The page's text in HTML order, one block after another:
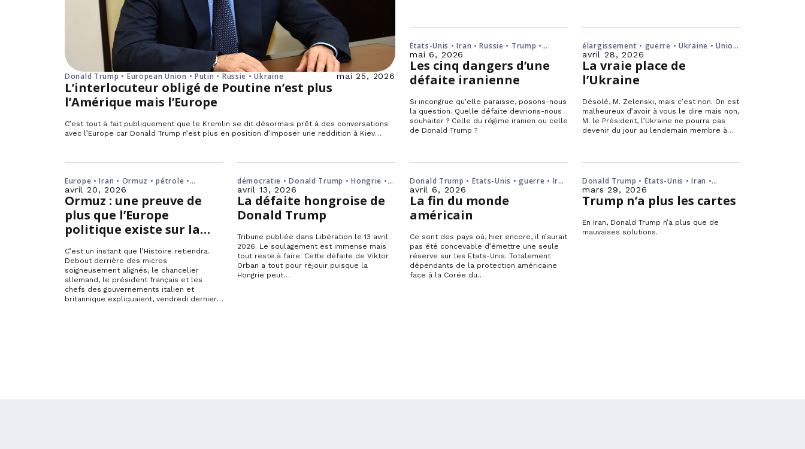
Donald Trump • European Union • Putin • Russie • Ukraine mai 25, 2026
L’interlocuteur obligé de Poutine n’est plus
l’Amérique mais l’Europe
C’est tout à fait publiquement que le Kremlin se dit désormais prêt à des conversations
avec l’Europe car Donald Trump n’est plus en position d’imposer une reddition à Kiev
États-Unis • Iran • Russie • Trump •
Ukraine • Union européenne
mai 6, 2026
Les cinq dangers d’une
défaite iranienne
Si incongrue qu’elle paraisse, posons-nous
la question. Quelle défaite devrions-nous
souhaiter ? Celle du régime iranien ou celle
de Donald Trump ?
élargissement • guerre • Ukraine • Union
européenne • Zelensky
avril 28, 2026
La vraie place de
l’Ukraine
Désolé, M. Zelenski, mais c’est non. On est
malheureux d’avoir à vous le dire mais non,
M. le Président, l’Ukraine ne pourra pas
devenir du jour au lendemain membre à…
Europe • Iran • Ormuz • pétrole •
sommet
avril 20, 2026
Ormuz : une preuve de
plus que l’Europe
politique existe sur la
C’est un instant que l’Histoire retiendra.
Debout derrière des micros
soigneusement alignés, le chancelier
allemand, le président français et les
chefs des gouvernements italien et
britannique expliquaient, vendredi dernier,
démocratie • Donald Trump • Hongrie •
Viktor Orbán
avril 13, 2026
La défaite hongroise de
Donald Trump
Tribune publiée dans Libération le 13 avril
2026. Le soulagement est immense mais
tout reste à faire. Cette défaite de Viktor
Orban a tout pour réjouir puisque la
Hongrie peut…
Donald Trump • États-Unis • guerre • Iran
• Japon • Korée
avril 6, 2026
La fin du monde
américain
Ce sont des pays où, hier encore, il n’aurait
pas été concevable d’émettre une seule
réserve sur les Etats-Unis. Totalement
dépendants de la protection américaine
face à la Corée du…
Donald Trump • États-Unis • Iran •
Moyen-Orient
mars 29, 2026
Trump n’a plus les cartes
En Iran, Donald Trump n’a plus que de
mauvaises solutions.